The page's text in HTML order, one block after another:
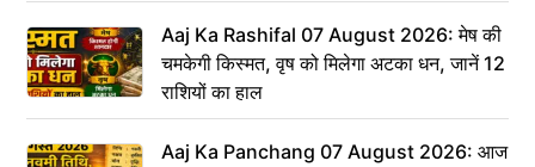
Aaj Ka Rashifal 07 August 2026: मेष की
चमकेगी किस्मत, वृष को मिलेगा अटका धन, जानें 12
राशियों का हाल
Aaj Ka Panchang 07 August 2026: आज